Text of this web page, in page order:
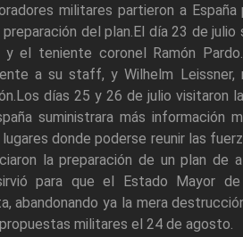
militares partieron a
del plan.El día 23 de
el teniente coronel Ramón
a su staff, y Wilhelm
días 25 y 26 de julio visitaron
suministrara más información
donde poderse reunir las
la preparación de un plan de
para que el Estado Mayor
abandonando ya la mera
militares el 24 de agosto.